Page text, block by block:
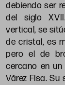
debiendo ser
del siglo
vertical, se
de cristal, es
pero el de
cercano en
Várez Fisa.